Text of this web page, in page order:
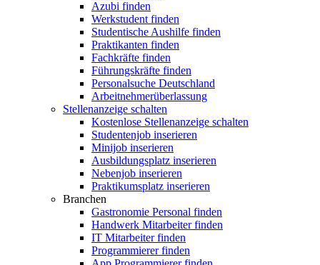
Azubi finden
Werkstudent finden
Studentische Aushilfe finden
Praktikanten finden
Fachkräfte finden
Führungskräfte finden
Personalsuche Deutschland
Arbeitnehmerüberlassung
Stellenanzeige schalten
Kostenlose Stellenanzeige schalten
Studentenjob inserieren
Minijob inserieren
Ausbildungsplatz inserieren
Nebenjob inserieren
Praktikumsplatz inserieren
Branchen
Gastronomie Personal finden
Handwerk Mitarbeiter finden
IT Mitarbeiter finden
Programmierer finden